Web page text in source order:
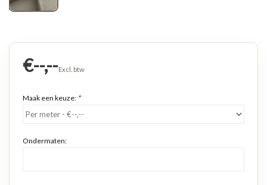
€--,--Excl. btw
Maak een keuze: *
Ondermaten: